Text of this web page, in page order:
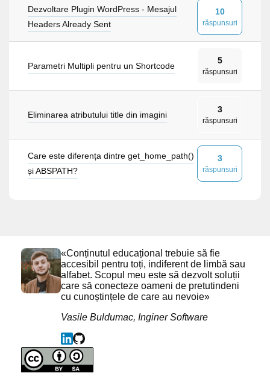
Dezvoltare Plugin WordPress - Mesajul
Headers Already Sent
10
răspunsuri
Parametri Multipli pentru un Shortcode
5
răspunsuri
Eliminarea atributului title din imagini
3
răspunsuri
Care este diferența dintre get_home_path()
și ABSPATH?
3
răspunsuri
«Conținutul educațional trebuie să fie
accesibil pentru toți, indiferent de limbă sau
alfabet. Scopul meu este să dezvolt soluții
care să conecteze oameni de pretutindeni
cu cunoștințele de care au nevoie»
Vasile Buldumac, Inginer Software